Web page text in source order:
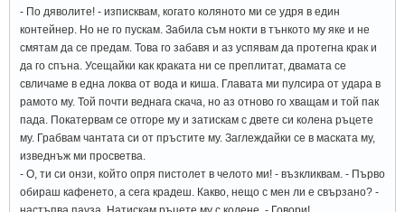
- По дяволите! - изписквам, когато коляното ми се удря в един
контейнер. Но не го пускам. Забила съм нокти в тънкото му яке и не
смятам да се предам. Това го забавя и аз успявам да протегна крак и
да го спъна. Усещайки как краката ни се преплитат, двамата се
свличаме в една локва от вода и киша. Главата ми пулсира от удара в
рамото му. Той почти веднага скача, но аз отново го хващам и той пак
пада. Покатервам се отгоре му и затискам с двете си колена ръцете
му. Грабвам чантата си от пръстите му. Заглеждайки се в маската му,
изведнъж ми просветва.
- О, ти си онзи, който опря пистолет в челото ми! - възкликвам. - Първо
обираш кафенето, а сега крадеш. Какво, нещо с мен ли е свързано? -